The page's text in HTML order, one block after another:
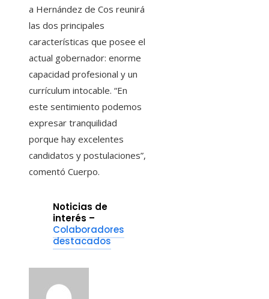
a Hernández de Cos reunirá
las dos principales
características que posee el
actual gobernador: enorme
capacidad profesional y un
currículum intocable. “En
este sentimiento podemos
expresar tranquilidad
porque hay excelentes
candidatos y postulaciones”,
comentó Cuerpo.
Noticias de
interés –
Colaboradores
destacados